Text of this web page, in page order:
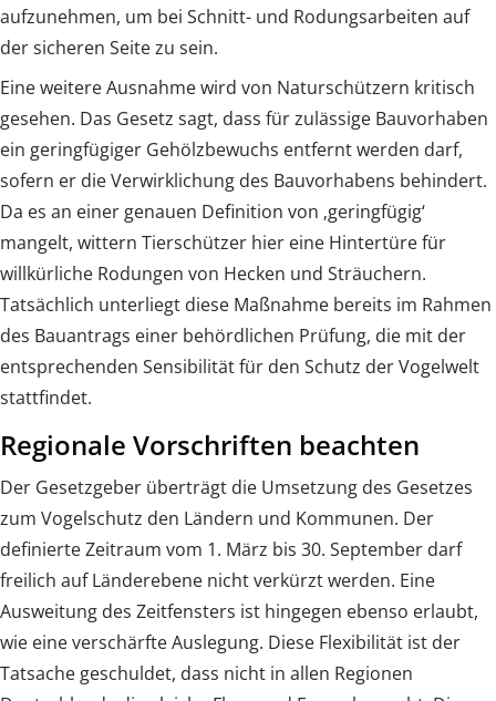
aufzunehmen, um bei Schnitt- und Rodungsarbeiten auf
der sicheren Seite zu sein.
Eine weitere Ausnahme wird von Naturschützern kritisch
gesehen. Das Gesetz sagt, dass für zulässige Bauvorhaben
ein geringfügiger Gehölzbewuchs entfernt werden darf,
sofern er die Verwirklichung des Bauvorhabens behindert.
Da es an einer genauen Definition von ‚geringfügig‘
mangelt, wittern Tierschützer hier eine Hintertüre für
willkürliche Rodungen von Hecken und Sträuchern.
Tatsächlich unterliegt diese Maßnahme bereits im Rahmen
des Bauantrags einer behördlichen Prüfung, die mit der
entsprechenden Sensibilität für den Schutz der Vogelwelt
stattfindet.
Regionale Vorschriften beachten
Der Gesetzgeber überträgt die Umsetzung des Gesetzes
zum Vogelschutz den Ländern und Kommunen. Der
definierte Zeitraum vom 1. März bis 30. September darf
freilich auf Länderebene nicht verkürzt werden. Eine
Ausweitung des Zeitfensters ist hingegen ebenso erlaubt,
wie eine verschärfte Auslegung. Diese Flexibilität ist der
Tatsache geschuldet, dass nicht in allen Regionen